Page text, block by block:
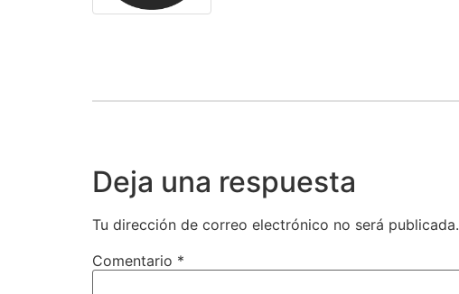
Deja una respuesta
Tu dirección de correo electrónico no será publicada.
Comentario *